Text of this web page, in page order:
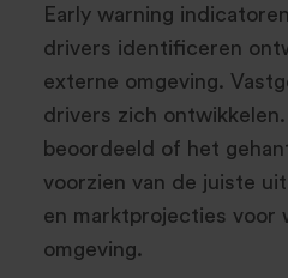
Early warning
drivers identificeren
externe omgeving.
drivers zich
beoordeeld of het
voorzien van de juiste
en marktprojecties voor
omgeving.